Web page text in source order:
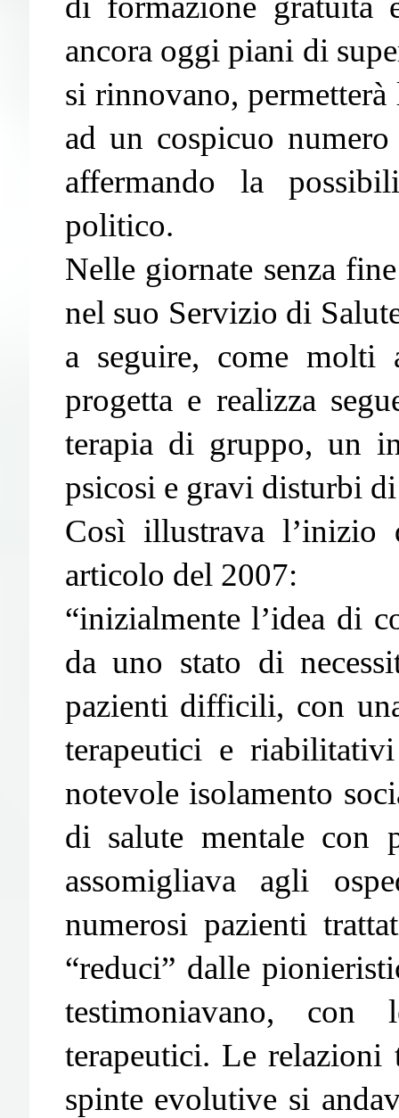
ancora oggi piani di
si rinnovano, permetterà
ad un cospicuo
affermando la
politico.
Nelle giornate senza
nel suo Servizio di
a seguire, come molti
progetta e realizza
terapia di gruppo, un
psicosi e gravi disturbi
Così illustrava l’inizio
articolo del 2007:
“inizialmente l’idea di
da uno stato di
pazienti difficili, con
terapeutici e
notevole isolamento
di salute mentale con
assomigliava agli
numerosi pazienti
“reduci” dalle
testimoniavano,
terapeutici. Le relazioni
spinte evolutive si